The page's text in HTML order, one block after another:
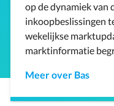
op de dynamiek van
inkoopbeslissingen
wekelijkse
marktinformatie
Meer over Bas